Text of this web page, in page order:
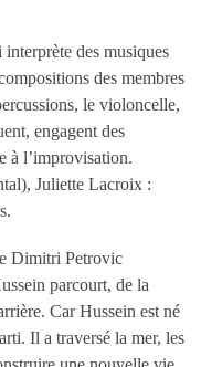
des musiques
des membres
le violoncelle,
engagent des
à l’improvisation.
Juliette Lacroix :
Dimitri Petrovic
parcourt, de la
Car Hussein est né
Il a traversé la mer, les